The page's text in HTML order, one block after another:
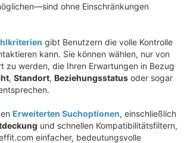
ohne Einschränkungen
gibt Benutzern die volle Kontrolle
kann. Sie können wählen, nur von
zu werden, die Ihren Erwartungen in Bezug
, Standort, Beziehungsstatus oder sogar
Erweiterten Suchoptionen, einschließlich
und schnellen Kompatibilitätsfiltern,
einfacher, bedeutungsvolle